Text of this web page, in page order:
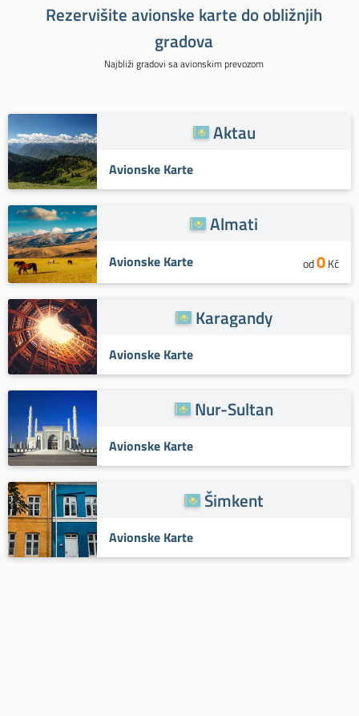
Rezervišite avionske karte do obližnjih
gradova
Najbliži gradovi sa avionskim prevozom
Aktau
Avionske Karte
Almati
Avionske Karte od0Kč
Karagandy
Avionske Karte
Nur-Sultan
Avionske Karte
Šimkent
Avionske Karte